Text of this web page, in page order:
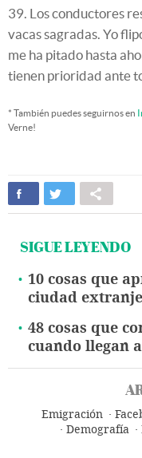
39. Los conductores
vacas sagradas. Yo
me ha pitado hasta
tienen prioridad ante
* También puedes seguirnos en
Verne!
SIGUE LEYENDO
10 cosas que
ciudad
48 cosas que
cuando llegan
Emigración
Demografía